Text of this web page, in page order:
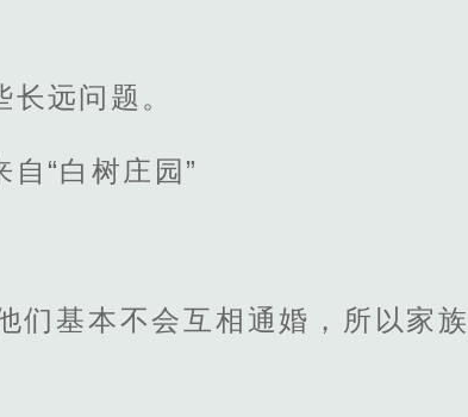
远问题。
“白树庄园”
们基本不会互相通婚，所以家族